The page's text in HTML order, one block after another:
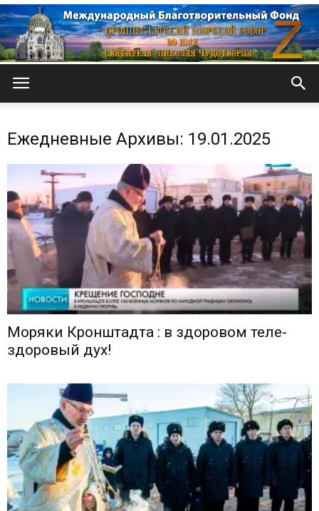
Ежедневные Архивы: 19.01.2025
Моряки Кронштадта : в здоровом теле-
здоровый дух!